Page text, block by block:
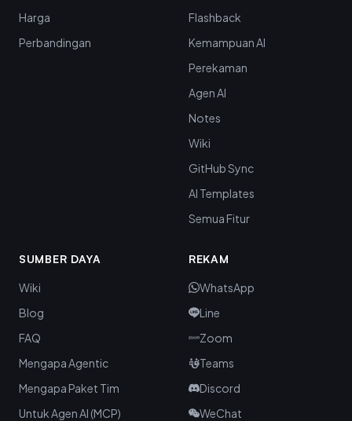
Harga
Perbandingan
Flashback
Kemampuan AI
Perekaman
Agen AI
Notes
Wiki
GitHub Sync
AI Templates
Semua Fitur
SUMBER DAYA
Wiki
Blog
FAQ
Mengapa Agentic
Mengapa Paket Tim
Untuk Agen AI (MCP)
REKAM
WhatsApp
Line
Zoom
Teams
Discord
WeChat